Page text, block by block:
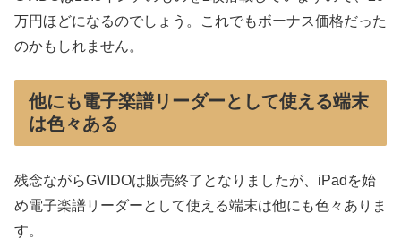
万円ほどになるのでしょう。これでもボーナス価格だった
のかもしれません。
他にも電子楽譜リーダーとして使える端末
は色々ある
残念ながらGVIDOは販売終了となりましたが、iPadを始
め電子楽譜リーダーとして使える端末は他にも色々ありま
す。